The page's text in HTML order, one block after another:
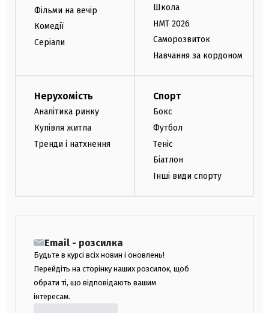
Фільми на вечір
Комедії
Серіали
Школа
НМТ 2026
Саморозвиток
Навчання за кордоном
Нерухомість
Аналітика ринку
Купівля житла
Тренди і натхнення
Спорт
Бокс
Футбол
Теніс
Біатлон
Інші види спорту
Email - розсилка
Будьте в курсі всіх новин і оновлень!
Перейдіть на сторінку наших розсилок, щоб
обрати ті, що відповідають вашим
інтересам.